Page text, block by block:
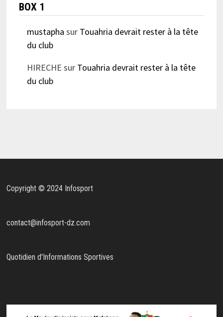
BOX 1
mustapha sur Touahria devrait rester à la tête
du club
HIRECHE sur Touahria devrait rester à la tête
du club
Copyright © 2024 Infosport
contact@infosport-dz.com
Quotidien d'Informations Sportives